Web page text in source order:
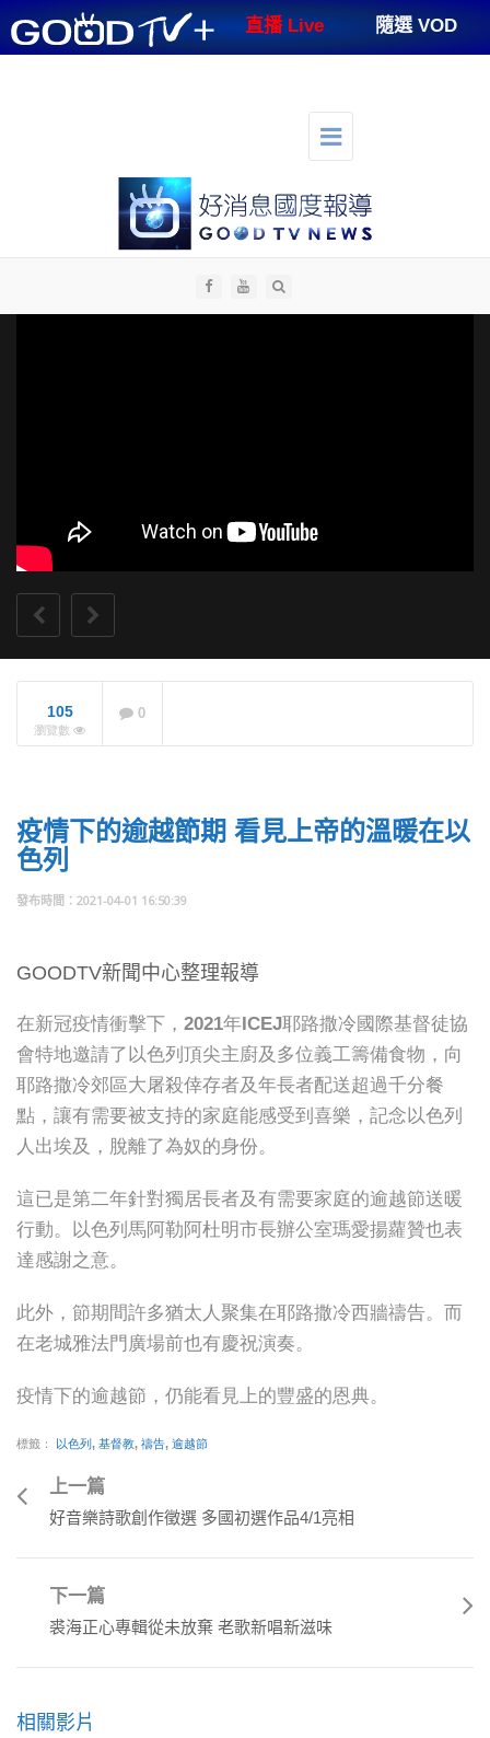
GOODTV+ 直播 Live 隨選 VOD
切
換
選
單
導
105
瀏覽數
0
疫情下的逾越節期 看見上帝的溫暖在以
色列
2021-04-01 16:50:39
GOODTV新聞中心整理報導
在新冠疫情衝擊下，2021年ICEJ耶路撒冷國際基督徒協
會特地邀請了以色列頂尖主廚及多位義工籌備食物，向
耶路撒冷郊區大屠殺倖存者及年長者配送超過千分餐
點，讓有需要被支持的家庭能感受到喜樂，記念以色列
人出埃及，脫離了為奴的身份。
這已是第二年針對獨居長者及有需要家庭的逾越節送暖
行動。以色列馬阿勒阿杜明市長辦公室瑪愛揚蘿贊也表
達感謝之意。
此外，節期間許多猶太人聚集在耶路撒冷西牆禱告。而
在老城雅法門廣場前也有慶祝演奏。
疫情下的逾越節，仍能看見上的豐盛的恩典。
標籤： 以色列, 基督教, 禱告, 逾越節
上一篇
好音樂詩歌創作徵選 多國初選作品4/1亮相
下一篇
裘海正心專輯從未放棄 老歌新唱新滋味
相關影片